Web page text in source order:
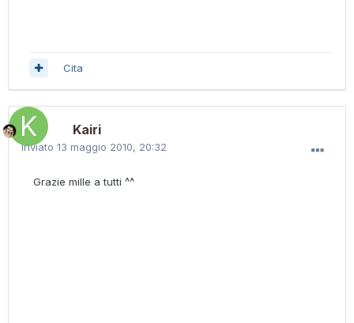
Cita
Kairi
Inviato 13 maggio 2010, 20:32
Grazie mille a tutti ^^